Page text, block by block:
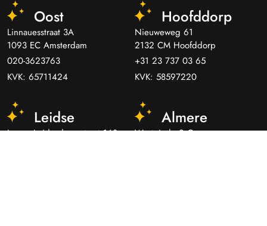
Oost
Linnauesstraat 3A
1093 EC Amsterdam
020-3623763
KVK: 65711424
Leidse
Lange Leidsedwarsstraat 168
Hoofddorp
Nieuweweg 61
2132 CM Hoofddorp
+31 23 737 03 65
KVK: 58597220
Almere
Westeinde 2 C